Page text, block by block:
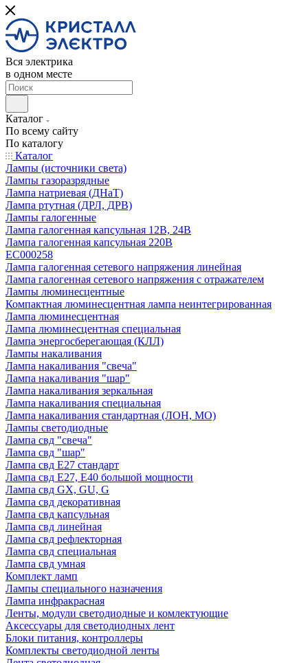
Вся электрика
в одном месте
Каталог
По всему сайту
По каталогу
Каталог
Лампы (источники света)
Лампы газоразрядные
Лампа натриевая (ДНаТ)
Лампа ртутная (ДРЛ, ДРВ)
Лампы галогенные
Лампа галогенная капсульная 12В, 24В
Лампа галогенная капсульная 220В
EC000258
Лампа галогенная сетевого напряжения линейная
Лампа галогенная сетевого напряжения с отражателем
Лампы люминесцентные
Компактная люминесцентная лампа неинтегрированная
Лампа люминесцентная
Лампа люминесцентная специальная
Лампа энергосберегающая (КЛЛ)
Лампы накаливания
Лампа накаливания "свеча"
Лампа накаливания "шар"
Лампа накаливания зеркальная
Лампа накаливания специальная
Лампа накаливания стандартная (ЛОН, МО)
Лампы светодиодные
Лампа свд "свеча"
Лампа свд "шар"
Лампа свд E27 стандарт
Лампа свд E27, Е40 большой мощности
Лампа свд GX, GU, G
Лампа свд декоративная
Лампа свд капсульная
Лампа свд линейная
Лампа свд рефлекторная
Лампа свд специальная
Лампа свд умная
Комплект ламп
Лампы специального назначения
Лампа инфракрасная
Ленты, модули светодиодные и комлектующие
Аксессуары для светодиодных лент
Блоки питания, контроллеры
Комплекты светодиодной ленты